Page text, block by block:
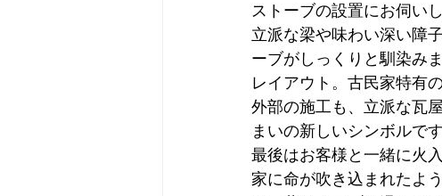
ストーブの設置にお伺いし
立派な梁や味わい深い障
ーブがしっくりと馴染み
レイアウト。古民家特有
外部の施工も、立派な瓦
まいの新しいシンボルです
最後はお客様と一緒に火
家に命が吹き込まれたよ